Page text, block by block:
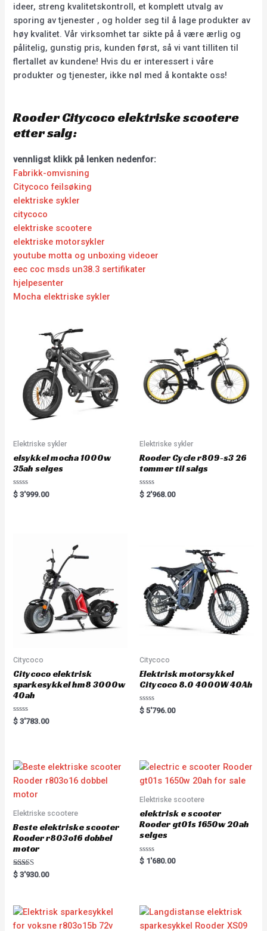
ideer, streng kvalitetskontroll, et komplett utvalg av
sporing av tjenester , og holder seg til å lage produkter av
høy kvalitet. Vår virksomhet tar sikte på å være ærlig og
pålitelig, gunstig pris, kunden først, så vi vant tilliten til
flertallet av kundene! Hvis du er interessert i våre
produkter og tjenester, ikke nøl med å kontakte oss!
Rooder Citycoco elektriske scootere
etter salg:
vennligst klikk på lenken nedenfor:
Fabrikk-omvisning
Citycoco feilsøking
elektriske sykler
citycoco
elektriske scootere
elektriske motorsykler
youtube motta og unboxing videoer
eec coc msds un38.3 sertifikater
hjelpesenter
Mocha elektriske sykler
Elektriske sykler
elsykkel mocha 1000w
35ah selges
R
a
$ 3'999.00
Elektriske sykler
Rooder Cycle r809-s3 26
tommer til salgs
R
a
$ 2'968.00
Citycoco
Citycoco elektrisk
sparkesykkel hm8 3000w
40ah
R
a
o
u
t
o
f
5
$ 3'783.00
Citycoco
Elektrisk motorsykkel
Citycoco 8.0 4000W 40Ah
R
a
u
t
f
5
$ 5'796.00
Elektriske scootere
Beste elektriske scooter
Rooder r803o16 dobbel
motor
Rated
5.00
$ 3'930.00
Elektriske scootere
elektrisk e scooter
Rooder gt01s 1650w 20ah
selges
R
a
u
t
o
$ 1'680.00